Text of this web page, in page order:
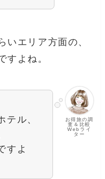
いエリア方面の、
すよね。
お得旅の調
査＆比較
Webライ
ター
テル、
すよ